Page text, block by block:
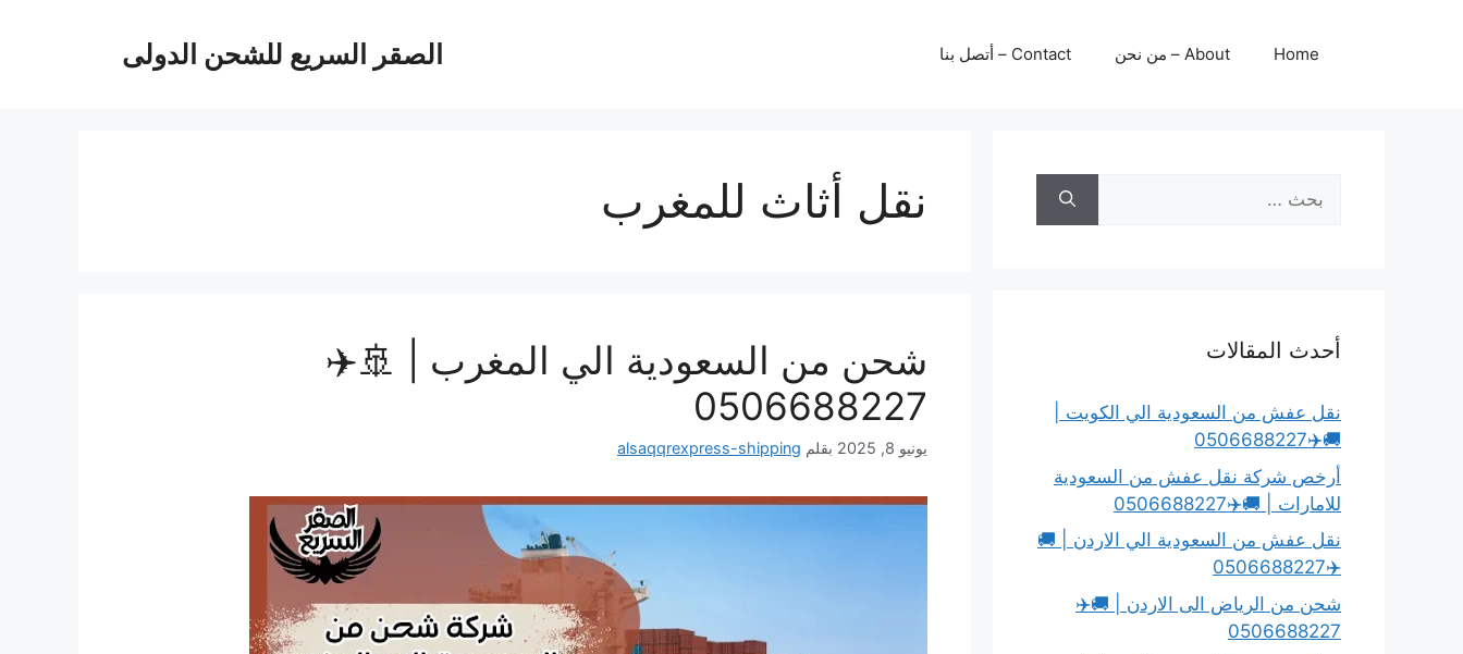
الصقر السريع للشحن الدولى Home About – من نحن Contact – أتصل بنا
نقل أثاث للمغرب
شحن من السعودية الي المغرب | 🚢✈️
0506688227
يونيو 8, 2025 بقلم alsaqqrexpress-shipping
عن:
أحدث المقالات
نقل عفش من السعودية الي الكويت |
🚚✈️0506688227
أرخص شركة نقل عفش من السعودية
للامارات | 🚚✈️0506688227
نقل عفش من السعودية الي الاردن | 🚚
✈️0506688227
شحن من الرياض الى الاردن | 🚚✈️
0506688227